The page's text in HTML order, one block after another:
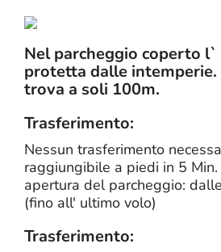
Nel parcheggio coperto l`
protetta dalle
trova a soli 100m.
Trasferimento:
Nessun trasferimento
raggiungibile a piedi in 5
apertura del parcheggio:
(fino all' ultimo volo)
Trasferimento: